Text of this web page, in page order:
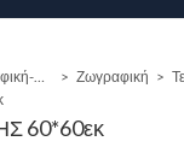
Ζωγραφική-Χειροτεχνία-Σχέδιο Ζωγραφική
60*60εκ